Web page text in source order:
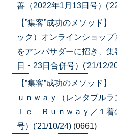
善（2022年1月13日号）
【”集客”成功のメソッド
ック）オンラインショッ
をアンバサダーに招き、
日・23日合併号）('21/12/
【”集客”成功のメソッド
ｕｎｗａｙ（レンタブル
ｌｅ Ｒｕｎｗａｙ／１着
号）('21/10/24) (0661)